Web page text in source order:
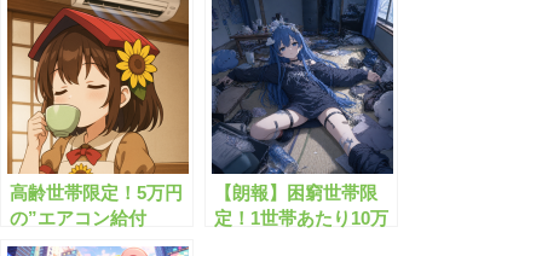
す！
高齢世帯限定！5万円
の”エアコン給付
金”がもらえます！
【朗報】困窮世帯限
定！1世帯あたり10万